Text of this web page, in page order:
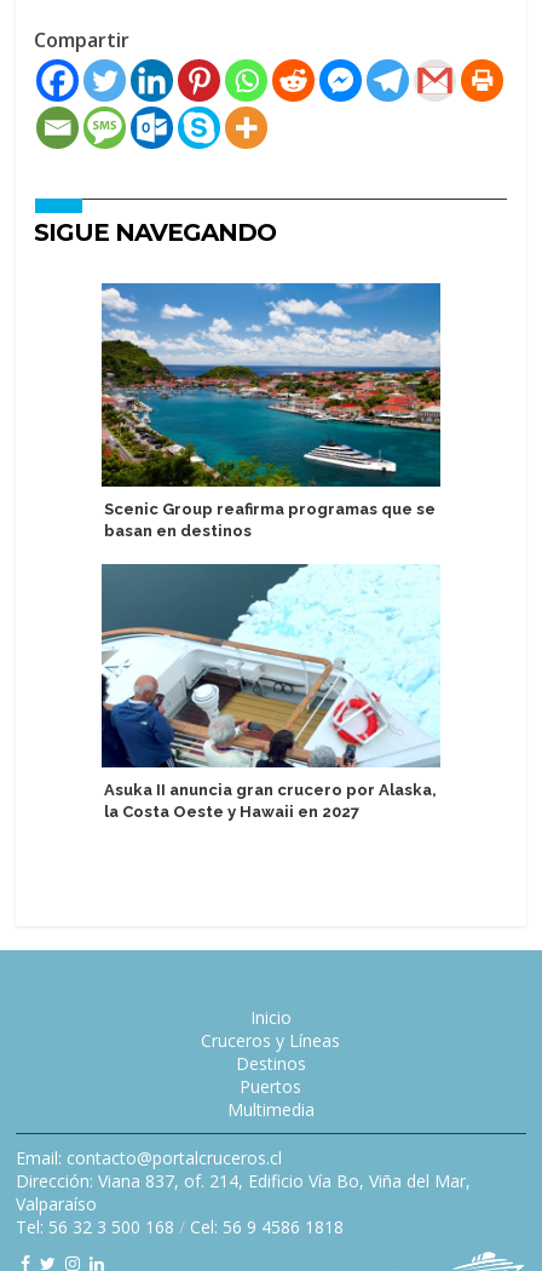
Compartir
SIGUE NAVEGANDO
Scenic Group reafirma programas que se
basan en destinos
Asuka II anuncia gran crucero por Alaska,
la Costa Oeste y Hawaii en 2027
Inicio
Cruceros y Líneas
Destinos
Puertos
Multimedia
Email: contacto@portalcruceros.cl
Dirección: Viana 837, of. 214, Edificio Vía Bo, Viña del Mar,
Valparaíso
Tel: 56 32 3 500 168 / Cel: 56 9 4586 1818